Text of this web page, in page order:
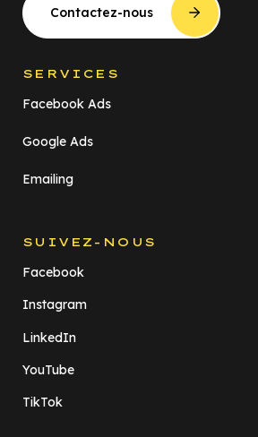
Contactez-nous
SERVICES
Facebook Ads
Google Ads
Emailing
SUIVEZ-NOUS
Facebook
Instagram
LinkedIn
YouTube
TikTok